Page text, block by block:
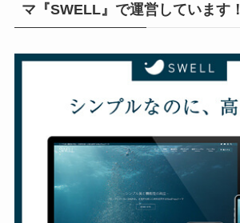
マ『SWELL』で運営しています！